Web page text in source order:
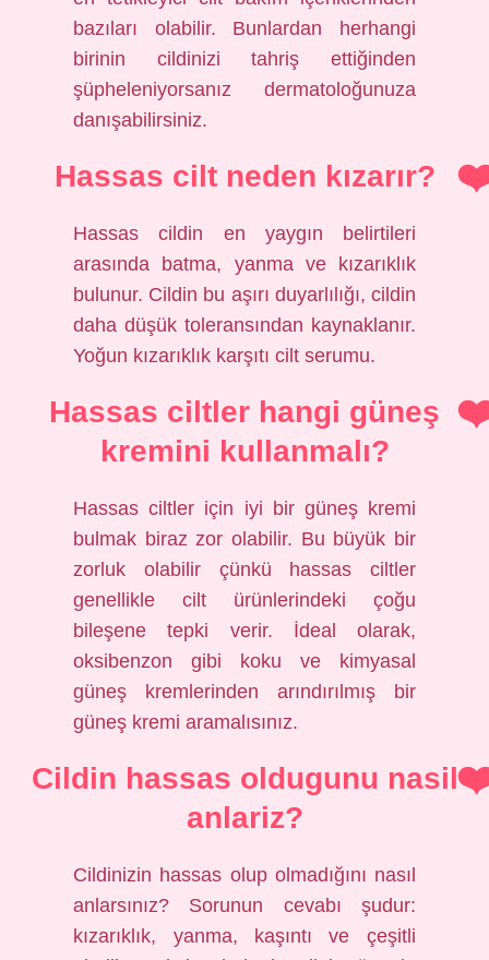
bazıları olabilir. Bunlardan herhangi
birinin cildinizi tahriş ettiğinden
şüpheleniyorsanız dermatoloğunuza
danışabilirsiniz.
Hassas cilt neden kızarır?
Hassas cildin en yaygın belirtileri
arasında batma, yanma ve kızarıklık
bulunur. Cildin bu aşırı duyarlılığı, cildin
daha düşük toleransından kaynaklanır.
Yoğun kızarıklık karşıtı cilt serumu.
Hassas ciltler hangi güneş
kremini kullanmalı?
Hassas ciltler için iyi bir güneş kremi
bulmak biraz zor olabilir. Bu büyük bir
zorluk olabilir çünkü hassas ciltler
genellikle cilt ürünlerindeki çoğu
bileşene tepki verir. İdeal olarak,
oksibenzon gibi koku ve kimyasal
güneş kremlerinden arındırılmış bir
güneş kremi aramalısınız.
Cildin hassas oldugunu nasil
anlariz?
Cildinizin hassas olup olmadığını nasıl
anlarsınız? Sorunun cevabı şudur:
kızarıklık, yanma, kaşıntı ve çeşitli